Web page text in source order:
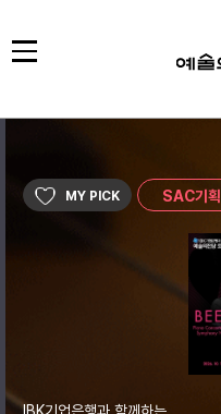
MY PICK SAC기획
IBK기업은행과 함께하는